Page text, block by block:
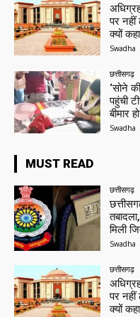
पर नहीं
क्यों
Swadha
छत्तीसगढ़
‘सोने
पहुंची
बीमार
Swadha
MUST READ
छत्तीसगढ़
मिली
Swadha
छत्तीसगढ़
पर नहीं
क्यों